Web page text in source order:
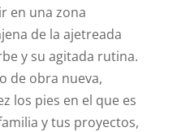
en una zona
de la ajetreada
y su agitada rutina.
de obra nueva,
los pies en el que es
y tus proyectos,